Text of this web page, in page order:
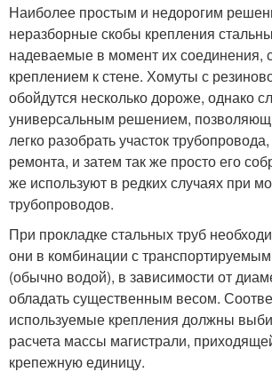
Наиболее простым и недорогим
неразборные скобы крепления
надеваемые в момент их соединения,
креплением к стене. Хомуты с
обойдутся несколько дороже, однако
универсальным решением,
легко разобрать участок
ремонта, и затем так же просто его
же используют в редких случаях при
трубопроводов.
При прокладке стальных труб
они в комбинации с
(обычно водой), в зависимости от
обладать существенным весом.
используемые крепления должны
расчета массы магистрали,
крепежную единицу.